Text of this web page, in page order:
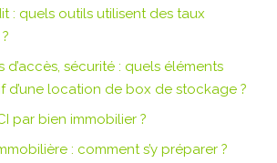
: quels outils utilisent des taux
sécurité : quels éléments
d’une location de box de stockage ?
par bien immobilier ?
: comment s’y préparer ?